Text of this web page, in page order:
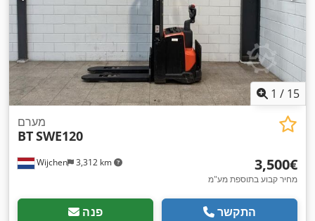
1 / 15
Wijchen 3,312 km
מערם
BTSWE120
‏3,500 ‏€
מחיר קבוע בתוספת מע"מ
פנה התקשר